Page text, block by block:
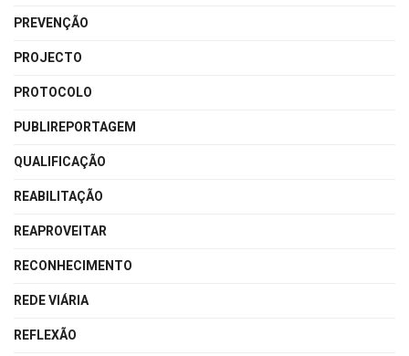
PREVENÇÃO
PROJECTO
PROTOCOLO
PUBLIREPORTAGEM
QUALIFICAÇÃO
REABILITAÇÃO
REAPROVEITAR
RECONHECIMENTO
REDE VIÁRIA
REFLEXÃO